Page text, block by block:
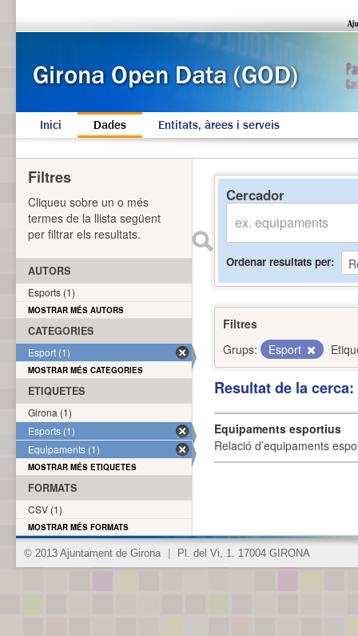
Inici Dades Entitats, àrees i serveis
Cercador
Ordenar resultats per
Filtres
Grups:
Esport
Resultat de la
Equipaments esportius
Relació d’equipaments
Filtres
Cliqueu sobre un o més
termes de la llista següent
per filtrar els resultats.
AUTORS
Esports (1)
MOSTRAR MÉS AUTORS
CATEGORIES
Esport (1)
MOSTRAR MÉS CATEGORIES
ETIQUETES
Girona (1)
Esports (1)
Equipaments (1)
MOSTRAR MÉS ETIQUETES
FORMATS
CSV (1)
MOSTRAR MÉS FORMATS
© 2013 Ajuntament de Girona Pl. del Vi, 1. 17004 GIRONA